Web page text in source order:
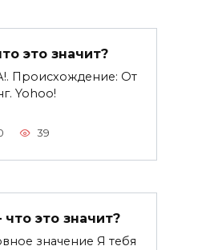
это значит?
Происхождение: От
Yohoo!
39
это значит?
значение Я тебя